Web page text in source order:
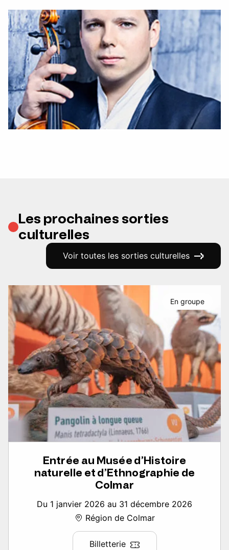
Les prochaines sorties
culturelles
Voir toutes les sorties culturelles
Entrée au Musée d’Histoire
naturelle et d’Ethnographie de
Colmar
Du 1 janvier 2026 au 31 décembre 2026
Région de Colmar
Billetterie
En groupe